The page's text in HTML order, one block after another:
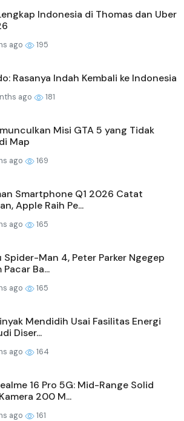
Indonesia di Thomas dan Uber
ago 195
Rasanya Indah Kembali ke Indonesia
ago 181
Misi GTA 5 yang Tidak
Map
ago 169
Smartphone Q1 2026 Catat
Apple Raih Pe...
ago 165
Spider-Man 4, Peter Parker Ngegep
Ba...
ago 165
Mendidih Usai Fasilitas Energi
Diser...
ago 164
16 Pro 5G: Mid-Range Solid
200 M...
ago 161